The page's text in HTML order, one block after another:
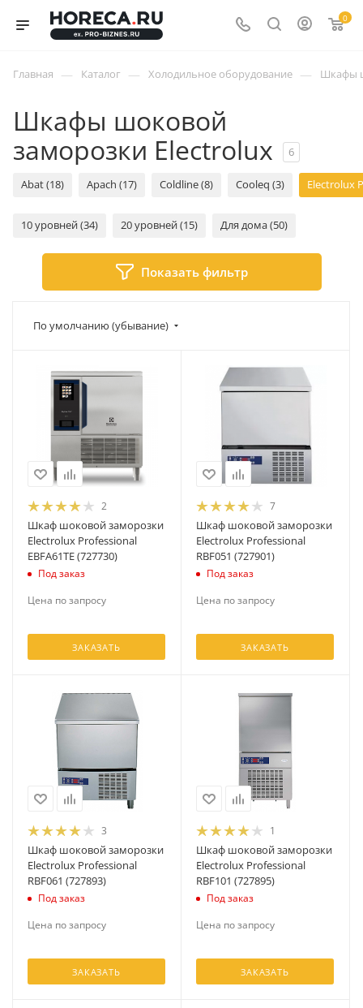
0
Главная — Каталог — Холодильное оборудование — Шкафы
Шкафы шоковой
заморозки Electrolux
6
Abat (18) Apach (17) Coldline (8) Cooleq (3) Electrolux
10 уровней (34) 20 уровней (15) Для дома (50)
Показать фильтр
По умолчанию (убывание)
2
Шкаф шоковой заморозки
Electrolux Professional
EBFA61TE (727730)
Под заказ
Цена по запросу
ЗАКАЗАТЬ
7
Шкаф шоковой заморозки
Electrolux Professional
RBF051 (727901)
Под заказ
Цена по запросу
ЗАКАЗАТЬ
3
Шкаф шоковой заморозки
Electrolux Professional
RBF061 (727893)
Под заказ
Цена по запросу
ЗАКАЗАТЬ
1
Шкаф шоковой заморозки
Electrolux Professional
RBF101 (727895)
Под заказ
Цена по запросу
ЗАКАЗАТЬ